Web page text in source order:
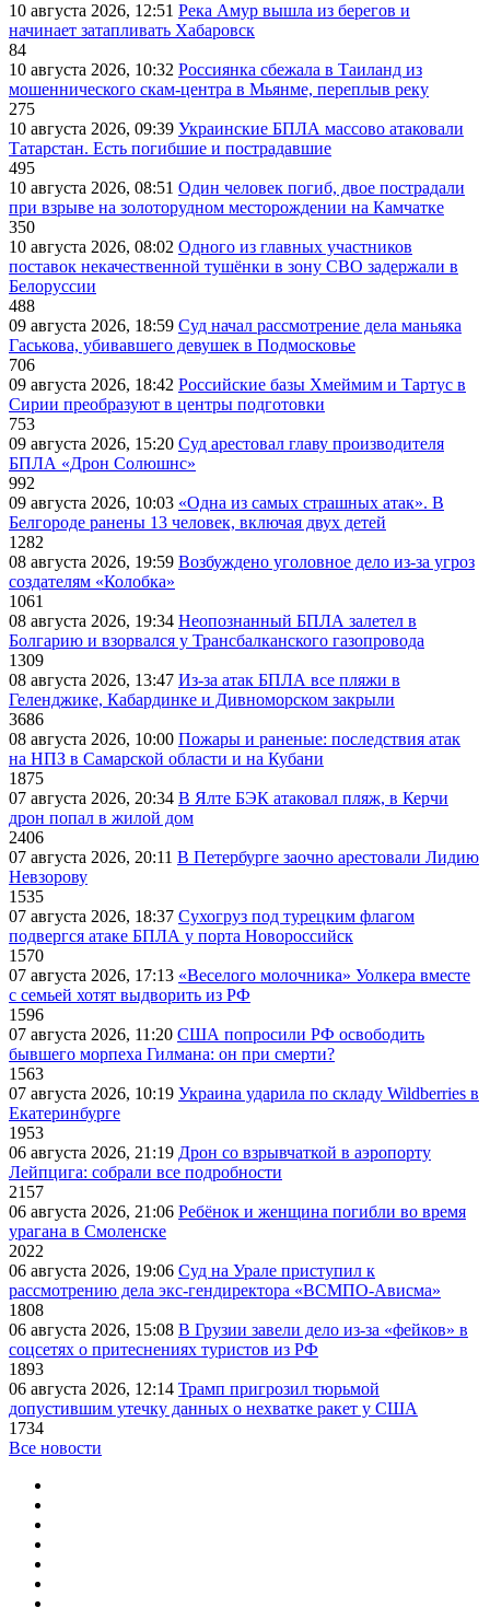
10 августа 2026, 12:51 Река Амур вышла из берегов и
начинает затапливать Хабаровск
84
10 августа 2026, 10:32 Россиянка сбежала в Таиланд из
мошеннического скам-центра в Мьянме, переплыв реку
275
10 августа 2026, 09:39 Украинские БПЛА массово атаковали
Татарстан. Есть погибшие и пострадавшие
495
10 августа 2026, 08:51 Один человек погиб, двое пострадали
при взрыве на золоторудном месторождении на Камчатке
350
10 августа 2026, 08:02 Одного из главных участников
поставок некачественной тушёнки в зону СВО задержали в
Белоруссии
488
09 августа 2026, 18:59 Суд начал рассмотрение дела маньяка
Гаськова, убивавшего девушек в Подмосковье
706
09 августа 2026, 18:42 Российские базы Хмеймим и Тартус в
Сирии преобразуют в центры подготовки
753
09 августа 2026, 15:20 Суд арестовал главу производителя
БПЛА «Дрон Солюшнс»
992
09 августа 2026, 10:03 «Одна из самых страшных атак». В
Белгороде ранены 13 человек, включая двух детей
1282
08 августа 2026, 19:59 Возбуждено уголовное дело из-за угроз
создателям «Колобка»
1061
08 августа 2026, 19:34 Неопознанный БПЛА залетел в
Болгарию и взорвался у Трансбалканского газопровода
1309
08 августа 2026, 13:47 Из-за атак БПЛА все пляжи в
Геленджике, Кабардинке и Дивноморском закрыли
3686
08 августа 2026, 10:00 Пожары и раненые: последствия атак
на НПЗ в Самарской области и на Кубани
1875
07 августа 2026, 20:34 В Ялте БЭК атаковал пляж, в Керчи
дрон попал в жилой дом
2406
07 августа 2026, 20:11 В Петербурге заочно арестовали Лидию
Невзорову
1535
07 августа 2026, 18:37 Сухогруз под турецким флагом
подвергся атаке БПЛА у порта Новороссийск
1570
07 августа 2026, 17:13 «Веселого молочника» Уолкера вместе
с семьей хотят выдворить из РФ
1596
07 августа 2026, 11:20 США попросили РФ освободить
бывшего морпеха Гилмана: он при смерти?
1563
07 августа 2026, 10:19 Украина ударила по складу Wildberries в
Екатеринбурге
1953
06 августа 2026, 21:19 Дрон со взрывчаткой в аэропорту
Лейпцига: собрали все подробности
2157
06 августа 2026, 21:06 Ребёнок и женщина погибли во время
урагана в Смоленске
2022
06 августа 2026, 19:06 Суд на Урале приступил к
рассмотрению дела экс-гендиректора «ВСМПО-Ависма»
1808
06 августа 2026, 15:08 В Грузии завели дело из-за «фейков» в
соцсетях о притеснениях туристов из РФ
1893
06 августа 2026, 12:14 Трамп пригрозил тюрьмой
допустившим утечку данных о нехватке ракет у США
1734
Все новости